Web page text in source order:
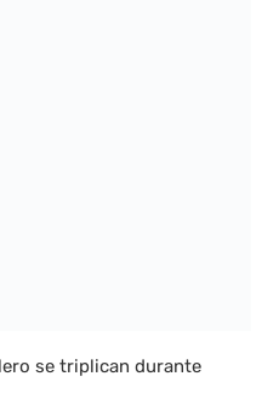
se triplican durante